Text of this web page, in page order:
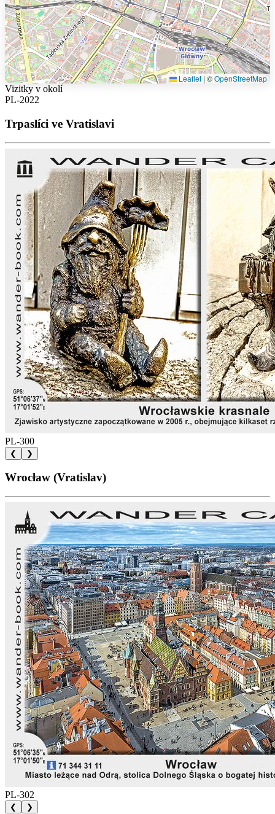
Leaflet | ©OpenStreetMap
Vizitky v okolí
PL-2022
Trpaslíci ve Vratislavi
PL-300
❮ ❯
Wrocław (Vratislav)
PL-302
❮ ❯